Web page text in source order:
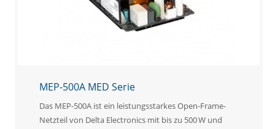
MEP-500A MED Serie
Das MEP-500A ist ein leistungsstarkes Open-Frame-
Netzteil von Delta Electronics mit bis zu 500 W und